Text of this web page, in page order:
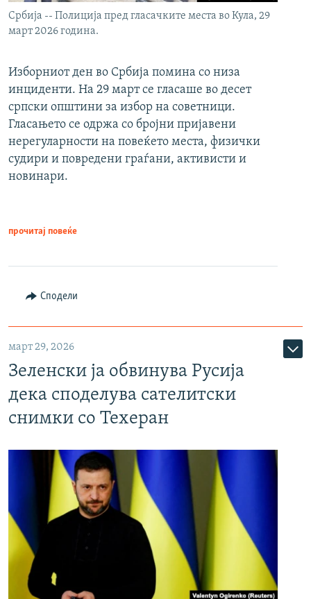
Србија -- Полиција пред гласачките места во Кула, 29
март 2026 година.
Изборниот ден во Србија помина со низа
инциденти. На 29 март се гласаше во десет
српски општини за избор на советници.
Гласањето се одржа со бројни пријавени
нерегуларности на повеќето места, физички
судири и повредени граѓани, активисти и
новинари.
прочитај повеќе
Сподели
март 29, 2026
Зеленски ја обвинува Русија
дека споделува сателитски
снимки со Техеран